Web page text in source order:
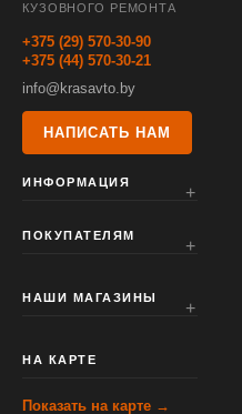
КУЗОВНОГО РЕМОНТА
+375 (29) 570-30-90
+375 (44) 570-30-21
info@krasavto.by
НАПИСАТЬ НАМ
ИНФОРМАЦИЯ
ПОКУПАТЕЛЯМ
НАШИ МАГАЗИНЫ
НА КАРТЕ
Показать на карте →